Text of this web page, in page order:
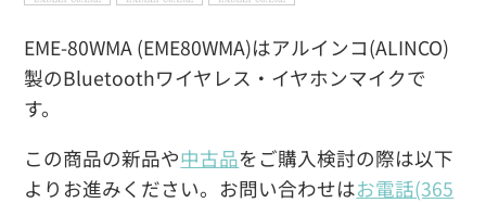
EME-80WMA (EME80WMA)はアルインコ(ALINCO)
製のBluetoothワイヤレス・イヤホンマイクで
す。
この商品の新品や中古品をご購入検討の際は以下
よりお進みください。お問い合わせはお電話(365